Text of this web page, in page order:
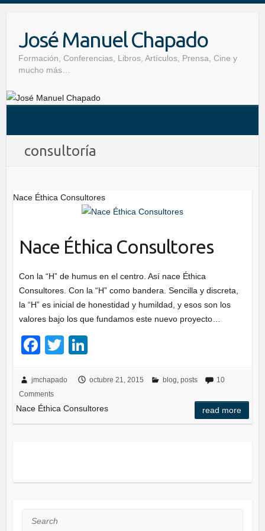
José Manuel Chapado
Formación, Conferencias, Libros, Artículos, Prensa, Cine y
mucho más…
consultoría
Nace Éthica Consultores
Nace Éthica Consultores
Con la “H” de humus en el centro. Así nace Éthica
Consultores. Con la “H” como bandera. Sencilla y discreta,
la “H” es inicial de honestidad y humildad, y esos son los
valores bajo los que fundamos este nuevo proyecto…
F
c
e
b
k
T
tt
er
k
e
dI
jmchapado octubre 21, 2015 blog, posts
10
Comments
Nace Éthica Consultores read more
Search